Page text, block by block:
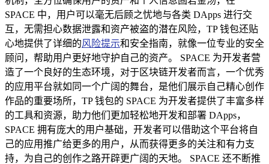
SPACE 中，用户可以毫无后顾之忧地与各类 DApps 进行交
互，无需担心数据泄露和资产被盗的潜在风险，TP 钱包还贴
心地提供了详细的风险提示和安全指南，就像一位专业的安全
顾问，帮助用户更好地守护自己的资产。 SPACE 为开发者营
造了一个良好的生态环境，对于区块链开发者而言，一个优秀
的应用平台就如同一个广阔的舞台，是他们展示自己精心创作
作品的重要场所，TP 钱包的 SPACE 为开发者提供了丰富多样
的工具和资源，助力他们更加轻松地开发和部署 DApps，
SPACE 拥有庞大的用户基础，开发者可以借助这个平台将自
己的应用推广给更多的用户，从而获得更多的关注和有力支
持，为自己的创作之路开辟更广阔的天地。 SPACE 还不断推